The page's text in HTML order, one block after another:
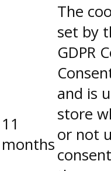
11
months
The
set by
GDPR
and is
store
or not